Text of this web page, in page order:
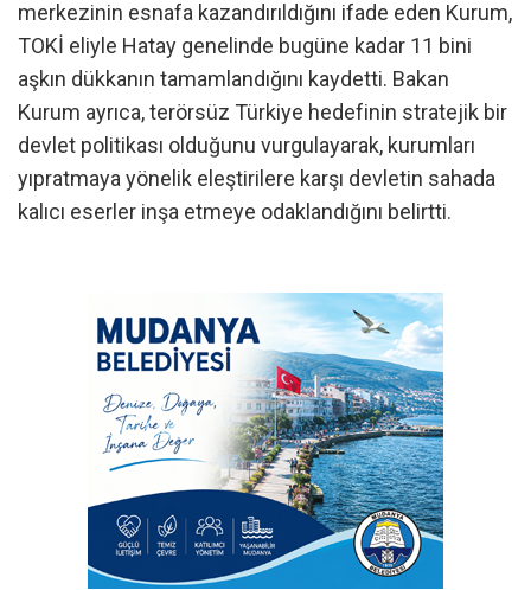
merkezinin esnafa kazandırıldığını ifade eden Kurum,
TOKİ eliyle Hatay genelinde bugüne kadar 11 bini
aşkın dükkanın tamamlandığını kaydetti. Bakan
Kurum ayrıca, terörsüz Türkiye hedefinin stratejik bir
devlet politikası olduğunu vurgulayarak, kurumları
yıpratmaya yönelik eleştirilere karşı devletin sahada
kalıcı eserler inşa etmeye odaklandığını belirtti.